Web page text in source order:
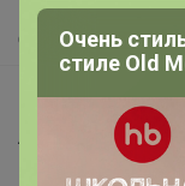
О нас
Все предложения
Анонсы
Новости
Очень
стиле Old